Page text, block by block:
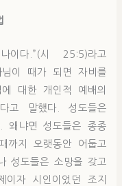
다.”(시 25:5)라고
이 때가 되면 자비를
대한 개인적 예배의
고 말했다. 성도들은
냐면 성도들은 종종
까지 오랫동안 어둡고
성도들은 소망을 갖고
이자 시인이었던 조지